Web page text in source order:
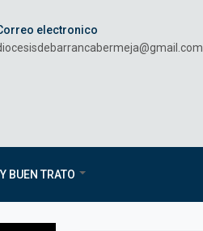
electronico
BUEN TRATO